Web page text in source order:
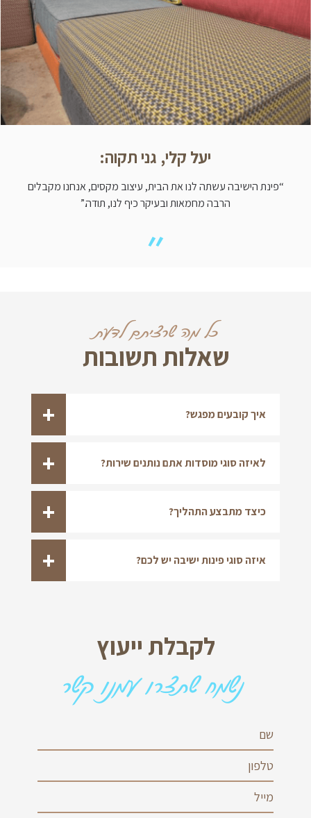
יעל קלי, גני תקוה:
“פינת הישיבה עשתה לנו את הבית, עיצוב מקסים, אנחנו מקבלים
הרבה מחמאות ובעיקר כיף לנו, תודה.”
כל מה שרציתם לדעת
שאלות תשובות
איך קובעים מפגש?
לאיזה סוגי מוסדות אתם נותנים שירות?
כיצד מתבצע התהליך?
איזה סוגי פינות ישיבה יש לכם?
לקבלת ייעוץ
נשמח שתצרו עמנו קשר